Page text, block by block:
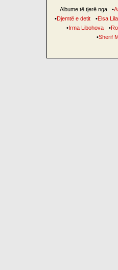
Albume të tjerë nga •
•Djemtë e detit •Elsa Lila
•Irma Libohova •
•Sherif